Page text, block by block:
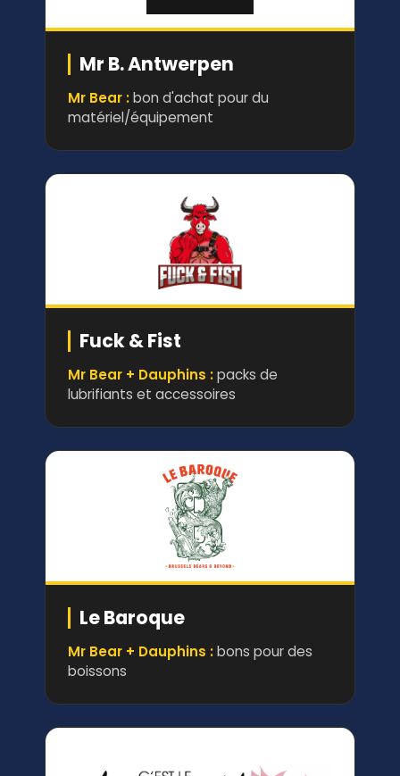
Mr B. Antwerpen
Mr Bear :bon d'achat pour du
matériel/équipement
Fuck & Fist
Mr Bear + Dauphins :packs de
lubrifiants et accessoires
Le Baroque
Mr Bear + Dauphins :bons pour des
boissons